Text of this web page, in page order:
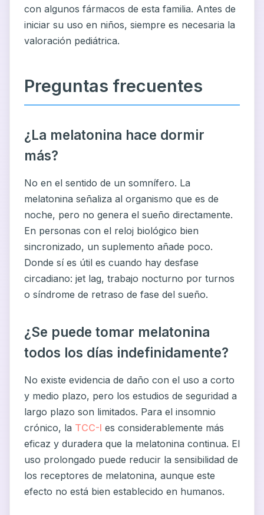
con algunos fármacos de esta familia. Antes de
iniciar su uso en niños, siempre es necesaria la
valoración pediátrica.
Preguntas frecuentes
¿La melatonina hace dormir
más?
No en el sentido de un somnífero. La
melatonina señaliza al organismo que es de
noche, pero no genera el sueño directamente.
En personas con el reloj biológico bien
sincronizado, un suplemento añade poco.
Donde sí es útil es cuando hay desfase
circadiano: jet lag, trabajo nocturno por turnos
o síndrome de retraso de fase del sueño.
¿Se puede tomar melatonina
todos los días indefinidamente?
No existe evidencia de daño con el uso a corto
y medio plazo, pero los estudios de seguridad a
largo plazo son limitados. Para el insomnio
crónico, la TCC-I es considerablemente más
eficaz y duradera que la melatonina continua. El
uso prolongado puede reducir la sensibilidad de
los receptores de melatonina, aunque este
efecto no está bien establecido en humanos.